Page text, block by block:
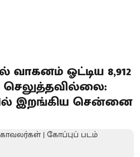
வாகனம் ஓட்டிய 8,912
செலுத்தவில்லை:
இறங்கிய சென்னை